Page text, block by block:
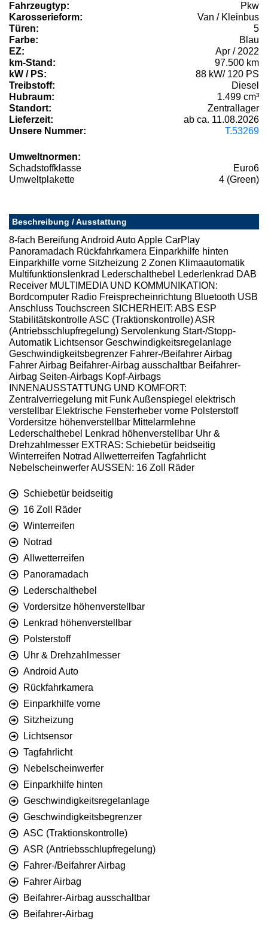
Fahrzeugtyp:
Pkw
Karosserieform:
Van / Kleinbus
Türen:
5
Farbe:
Blau
EZ:
Apr / 2022
km-Stand:
97.500 km
kW / PS:
88 kW/ 120 PS
Treibstoff:
Diesel
Hubraum:
1.499 cm³
Standort:
Zentrallager
Lieferzeit:
ab ca. 11.08.2026
Unsere Nummer:
T.53269
Umweltnormen:
Schadstoffklasse
Euro6
Umweltplakette
4 (Green)
Beschreibung / Ausstattung
8-fach Bereifung Android Auto Apple CarPlay
Panoramadach Rückfahrkamera Einparkhilfe hinten
Einparkhilfe vorne Sitzheizung 2 Zonen Klimaautomatik
Multifunktionslenkrad Lederschalthebel Lederlenkrad DAB
Receiver MULTIMEDIA UND KOMMUNIKATION:
Bordcomputer Radio Freisprecheinrichtung Bluetooth USB
Anschluss Touchscreen SICHERHEIT: ABS ESP
Stabilitätskontrolle ASC (Traktionskontrolle) ASR
(Antriebsschlupfregelung) Servolenkung Start-/Stopp-
Automatik Lichtsensor Geschwindigkeitsregelanlage
Geschwindigkeitsbegrenzer Fahrer-/Beifahrer Airbag
Fahrer Airbag Beifahrer-Airbag ausschaltbar Beifahrer-
Airbag Seiten-Airbags Kopf-Airbags
INNENAUSSTATTUNG UND KOMFORT:
Zentralverriegelung mit Funk Außenspiegel elektrisch
verstellbar Elektrische Fensterheber vorne Polsterstoff
Vordersitze höhenverstellbar Mittelarmlehne
Lederschalthebel Lenkrad höhenverstellbar Uhr &
Drehzahlmesser EXTRAS: Schiebetür beidseitig
Winterreifen Notrad Allwetterreifen Tagfahrlicht
Nebelscheinwerfer AUSSEN: 16 Zoll Räder
Schiebetür beidseitig
16 Zoll Räder
Winterreifen
Notrad
Allwetterreifen
Panoramadach
Lederschalthebel
Vordersitze höhenverstellbar
Lenkrad höhenverstellbar
Polsterstoff
Uhr & Drehzahlmesser
Android Auto
Rückfahrkamera
Einparkhilfe vorne
Sitzheizung
Lichtsensor
Tagfahrlicht
Nebelscheinwerfer
Einparkhilfe hinten
Geschwindigkeitsregelanlage
Geschwindigkeitsbegrenzer
ASC (Traktionskontrolle)
ASR (Antriebsschlupfregelung)
Fahrer-/Beifahrer Airbag
Fahrer Airbag
Beifahrer-Airbag ausschaltbar
Beifahrer-Airbag